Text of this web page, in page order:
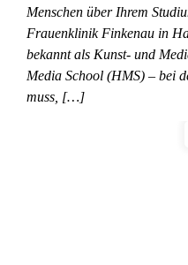
Menschen über Ihrem
Frauenklinik Finkenau in
bekannt als Kunst- und
Media School (HMS) – bei
muss, […]